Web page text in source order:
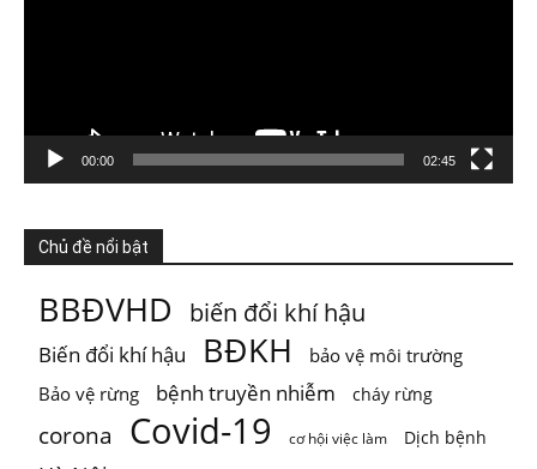
Xem trên Facebook · Chia sẻ
ThienNhien.Net
5 ngày trước
Thiên nhiên thường tạo cho con người cảm giác rằng mọi
thứ vẫn đang t ...Xem thêm
Photo
Xem trên Facebook · Chia sẻ
00:00 02:45
Chủ đề nổi bật
BBĐVHD biến đổi khí hậu
Biến đổi khí hậu BĐKH bảo vệ môi trường
Bảo vệ rừng bệnh truyền nhiễm cháy rừng
corona Covid-19 cơ hội việc làm Dịch bệnh